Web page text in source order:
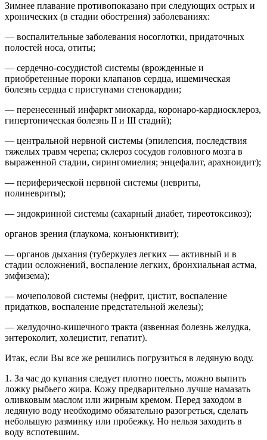
Зимнее плавание противопоказано при следующих острых и
хронических (в стадии обострения) заболеваниях:
— воспалительные заболевания носоглотки, придаточных
полостей носа, отиты;
— сердечно-сосудистой системы (врожденные и
приобретенные пороки клапанов сердца, ишемическая
болезнь сердца с приступами стенокардии;
— перенесенный инфаркт миокарда, коронаро-кардиосклероз,
гипертоническая болезнь II и III стадий);
— центральной нервной системы (эпилепсия, последствия
тяжелых травм черепа; склероз сосудов головного мозга в
выраженной стадии, сирингомиелия; энцефалит, арахноидит);
— периферической нервной системы (невриты,
полиневриты);
— эндокринной системы (сахарный диабет, тиреотоксикоз);
органов зрения (глаукома, конъюнктивит);
— органов дыхания (туберкулез легких — активный и в
стадии осложнений, воспаление легких, бронхиальная астма,
эмфизема);
— мочеполовой системы (нефрит, цистит, воспаление
придатков, воспаление предстательной железы);
— желудочно-кишечного тракта (язвенная болезнь желудка,
энтероколит, холецистит, гепатит).
Итак, если Вы все же решились погрузиться в ледяную воду.
1. За час до купания следует плотно поесть, можно выпить
ложку рыбьего жира. Кожу предварительно лучше намазать
оливковым маслом или жирным кремом. Перед заходом в
ледяную воду необходимо обязательно разогреться, сделать
небольшую разминку или пробежку. Но нельзя заходить в
воду вспотевшим.